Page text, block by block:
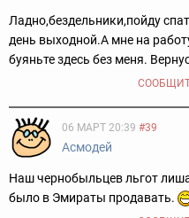
Ладно,бездельники,пойду
день выходной.А мне на
буяньте здесь без меня.
06 МАРТ 20:39 #39
Асмодей
Наш чернобыльцев льгот
было в Эмираты продавать.